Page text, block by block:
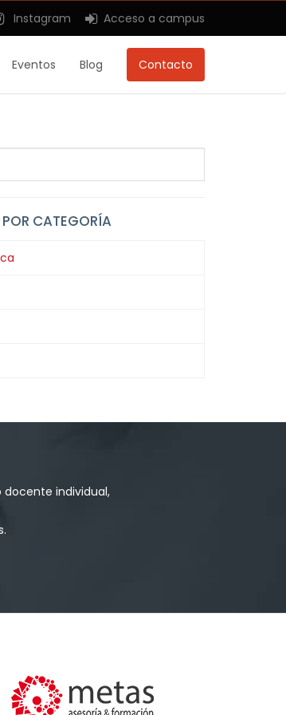
Instagram Acceso a campus
Eventos Blog Contacto
CATEGORÍA
docente individual,